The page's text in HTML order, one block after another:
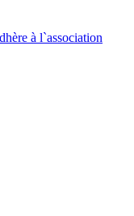
à l`association